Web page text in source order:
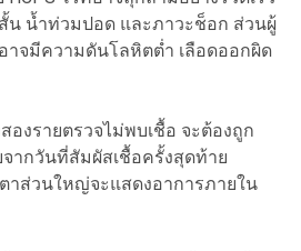
น น้ำท่วมปอด และภาวะช็อก ส่วนผู้
าจมีความดันโลหิตต่ำ เลือดออกผิด
องรายตรวจไม่พบเชื้อ จะต้องถูก
จากวันที่สัมผัสเชื้อครั้งสุดท้าย
าส่วนใหญ่จะแสดงอาการภายใน